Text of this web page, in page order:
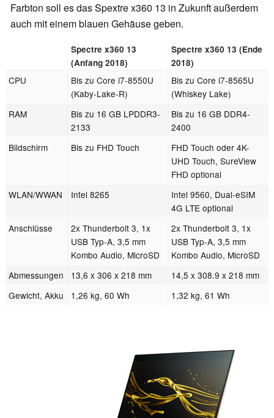
Farbton soll es das Spextre x360 13 in Zukunft außerdem
auch mit einem blauen Gehäuse geben.
Spectre x360 13
(Anfang 2018)
Spectre x360 13 (Ende
2018)
CPU
Bis zu Core i7-8550U
(Kaby-Lake-R)
Bis zu Core i7-8565U
(Whiskey Lake)
RAM
Bis zu 16 GB LPDDR3-
2133
Bis zu 16 GB DDR4-
2400
Bildschirm
Bis zu FHD Touch
FHD Touch oder 4K-
UHD Touch, SureView
FHD optional
WLAN/WWAN
Intel 8265
Intel 9560, Dual-eSIM
4G LTE optional
Anschlüsse
2x Thunderbolt 3, 1x
USB Typ-A, 3,5 mm
Kombo Audio, MicroSD
2x Thunderbolt 3, 1x
USB Typ-A, 3,5 mm
Kombo Audio, MicroSD
Abmessungen
13,6 x 306 x 218 mm
14,5 x 308.9 x 218 mm
Gewicht, Akku
1,26 kg, 60 Wh 1,32 kg, 61 Wh